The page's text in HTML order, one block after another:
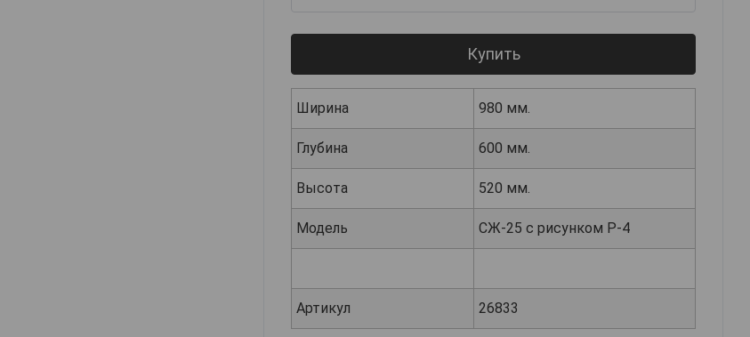
Купить
Ширина 980 мм.
Глубина 600 мм.
Высота 520 мм.
Модель СЖ-25 с рисунком Р-4
Артикул 26833